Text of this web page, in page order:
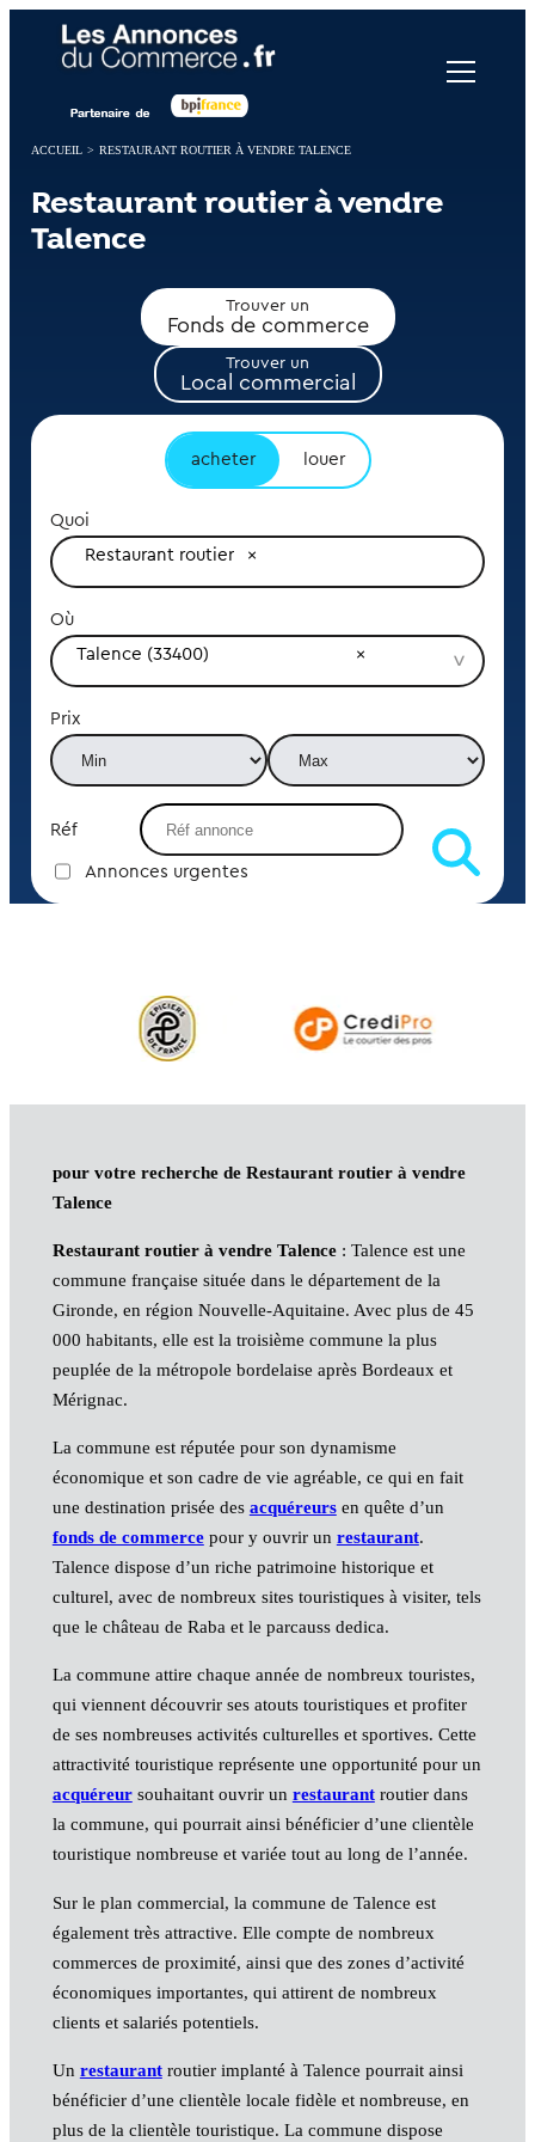
ACCUEIL > RESTAURANT ROUTIER À VENDRE TALENCE
Restaurant routier à vendre
Talence
Trouver un
Fonds de commerce
Trouver un
Local commercial
acheter louer
Quoi
Restaurant routier
Où
Talence (33400)
Prix
Réf
Annonces urgentes
pour votre recherche de Restaurant routier à vendre
Talence
Restaurant routier à vendre Talence: Talence est une
commune française située dans le département de la
Gironde, en région Nouvelle-Aquitaine. Avec plus de 45
000 habitants, elle est la troisième commune la plus
peuplée de la métropole bordelaise après Bordeaux et
Mérignac.
La commune est réputée pour son dynamisme
économique et son cadre de vie agréable, ce qui en fait
une destination prisée des acquéreursen quête d’un
fonds de commercepour y ouvrir un restaurant.
Talence dispose d’un riche patrimoine historique et
culturel, avec de nombreux sites touristiques à visiter, tels
que le château de Raba et le parcauss dedica.
La commune attire chaque année de nombreux touristes,
qui viennent découvrir ses atouts touristiques et profiter
de ses nombreuses activités culturelles et sportives. Cette
attractivité touristique représente une opportunité pour un
acquéreursouhaitant ouvrir un restaurantroutier dans
la commune, qui pourrait ainsi bénéficier d’une clientèle
touristique nombreuse et variée tout au long de l’année.
Sur le plan commercial, la commune de Talence est
également très attractive. Elle compte de nombreux
commerces de proximité, ainsi que des zones d’activité
économiques importantes, qui attirent de nombreux
clients et salariés potentiels.
Un restaurantroutier implanté à Talence pourrait ainsi
bénéficier d’une clientèle locale fidèle et nombreuse, en
plus de la clientèle touristique. La commune dispose
Panneau de gestion des cookies